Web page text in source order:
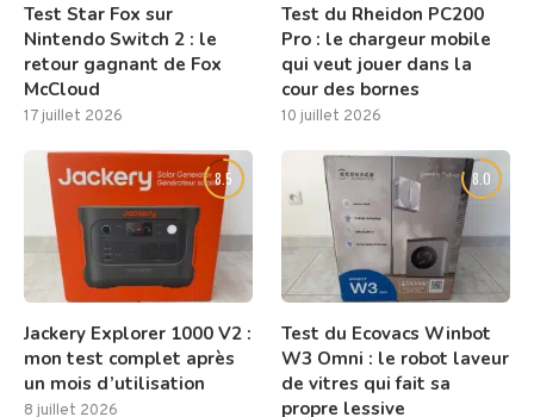
Test Star Fox sur
Nintendo Switch 2 : le
retour gagnant de Fox
McCloud
17 juillet 2026
Test du Rheidon PC200
Pro : le chargeur mobile
qui veut jouer dans la
cour des bornes
10 juillet 2026
8.5
Jackery Explorer 1000 V2 :
mon test complet après
un mois d’utilisation
8 juillet 2026
8.0
Test du Ecovacs Winbot
W3 Omni : le robot laveur
de vitres qui fait sa
propre lessive